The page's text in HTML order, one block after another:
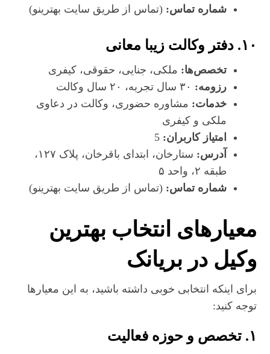
شماره تماس: (تماس از طریق سایت بهترینو)
۱۰. دفتر وکالت زیبا معانی
تخصص‌ها: ملکی، جنایی، حقوقی، کیفری
رزومه:
خدمات: مشاوره حضوری، وکالت در دعاوی
ملکی و کیفری
امتیاز کاربران: 5
آدرس:
ستارخان، ابتدای باقرخان، پلاک ۱۲۷،
طبقه ۲، واحد ۵
شماره تماس: (تماس از طریق سایت بهترینو)
معیارهای انتخاب بهترین
وکیل در بریانک
برای اینکه انتخابی خوبی داشته باشید، به این معیارها
توجه کنید:
۱. تخصص و حوزه فعالیت